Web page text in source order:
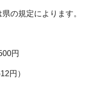
の規定によります。
円
円）